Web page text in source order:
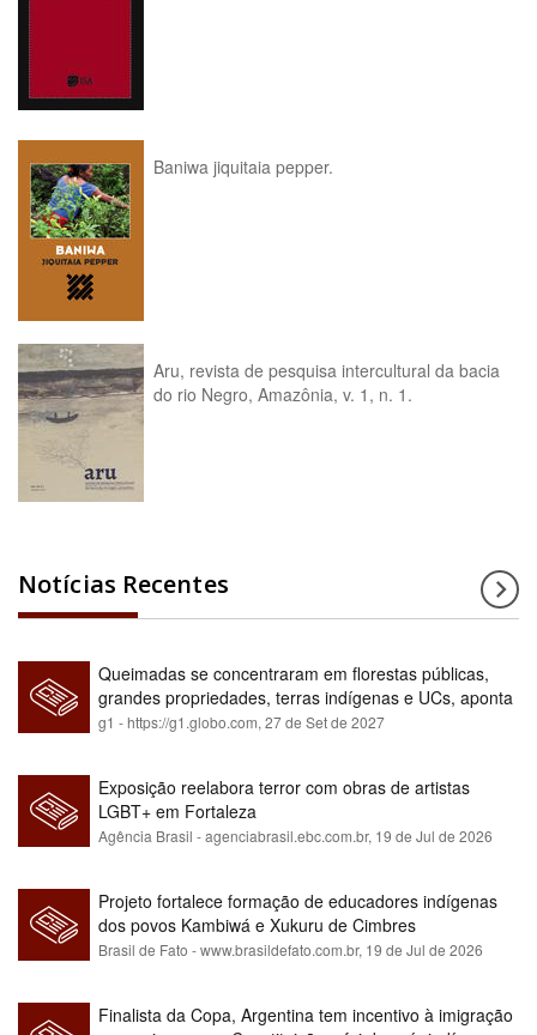
Baniwa jiquitaia pepper.
Aru, revista de pesquisa intercultural da bacia
do rio Negro, Amazônia, v. 1, n. 1.
Notícias Recentes
Queimadas se concentraram em florestas públicas,
grandes propriedades, terras indígenas e UCs, aponta
relatório
g1 - https://g1.globo.com, 27 de Set de 2027
Exposição reelabora terror com obras de artistas
LGBT+ em Fortaleza
Agência Brasil - agenciabrasil.ebc.com.br, 19 de Jul de 2026
Projeto fortalece formação de educadores indígenas
dos povos Kambiwá e Xukuru de Cimbres
Brasil de Fato - www.brasildefato.com.br, 19 de Jul de 2026
Finalista da Copa, Argentina tem incentivo à imigração